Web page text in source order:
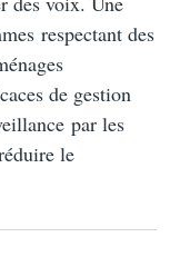
respectant des
de gestion
par les
le